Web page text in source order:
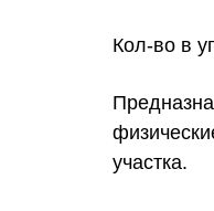
Кол-во в
участка.